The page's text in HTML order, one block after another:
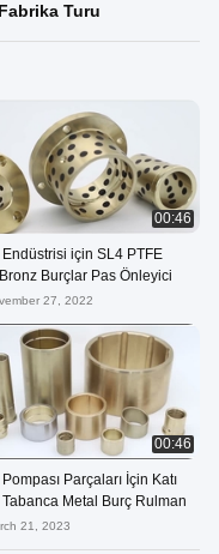
Turu
00:46
Endüstrisi için SL4 PTFE
Burçlar Pas Önleyici
27, 2022
00:46
Parçaları İçin Katı
Tabanca Metal Burç Rulman
21, 2023